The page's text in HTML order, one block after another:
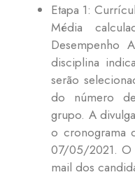
Etapa 1:
Média
Desempenho
disciplina
serão
do número
grupo. A
o cronograma
07/05/2021. O
mail dos